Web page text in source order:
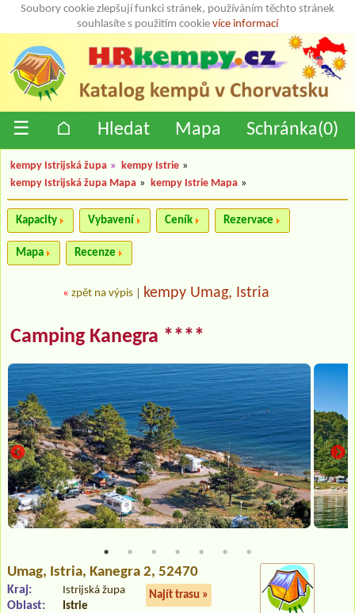
Soubory cookie zlepšují funkci stránek, používáním těchto stránek
souhlasíte s použitím cookie více informací
☰ ⌂ Hledat Mapa Schránka(0)
kempy Istrijská župa » kempy Istrie »
kempy Istrijská župa Mapa » kempy Istrie Mapa »
Kapacity Vybavení Ceník Rezervace
Mapa Recenze
« zpět na výpis kempy Umag, Istria
Camping Kanegra ****
Umag, Istria, Kanegra 2, 52470
Najít trasu »
Kraj: Istrijská župa
Oblast: Istrie